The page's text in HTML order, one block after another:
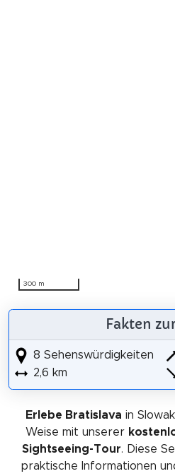
300 m
Fakten
8 Sehenswürdigkeiten
2,6 km
Erlebe Bratislava in
Weise mit unserer
Sightseeing-Tour. Diese
praktische Informationen